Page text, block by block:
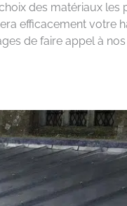
des matériaux
efficacement votre
de faire appel à